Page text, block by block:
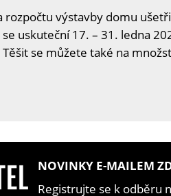
rozpočtu výstavby domu
uskuteční 17. – 31. ledna
se můžete také na
NOVINKY E-MAILEM
Registrujte se k odběru